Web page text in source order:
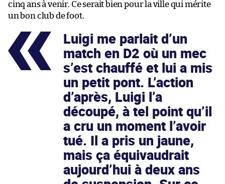
cinq ans à venir. Ce serait bien pour la ville qui mérite
un bon club de foot.
Luigi me parlait d’un
match en D2 où un mec
s’est chauffé et lui a mis
un petit pont. L’action
d’après, Luigi l’a
découpé, à tel point qu’il
a cru un moment l’avoir
tué. Il a pris un jaune,
mais ça équivaudrait
aujourd’hui à deux ans